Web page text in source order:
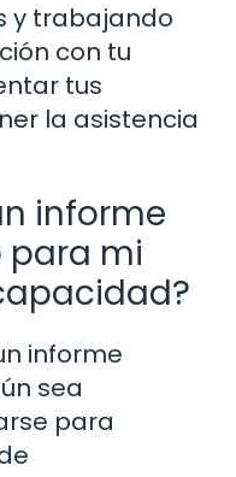
y trabajando
con tu
tus
la asistencia
informe
mi
informe
sea
para